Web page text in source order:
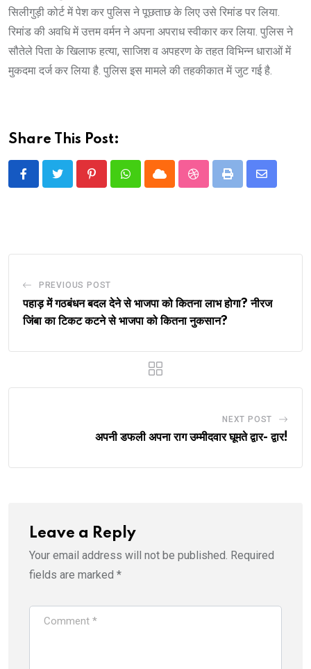
सिलीगुड़ी कोर्ट में पेश कर पुलिस ने पूछताछ के लिए उसे रिमांड पर लिया.
रिमांड की अवधि में उत्तम वर्मन ने अपना अपराध स्वीकार कर लिया. पुलिस ने
सौतेले पिता के खिलाफ हत्या, साजिश व अपहरण के तहत विभिन्न धाराओं में
मुकदमा दर्ज कर लिया है. पुलिस इस मामले की तहकीकात में जुट गई है.
Share This Post:
PinterestWhatsappCloud StumbleUpon
Print
Share
PREVIOUS POST
पहाड़ में गठबंधन बदल देने से भाजपा को कितना लाभ होगा? नीरज
जिंबा का टिकट कटने से भाजपा को कितना नुकसान?
NEXT POST
अपनी डफली अपना राग उम्मीदवार घूमते द्वार- द्वार!
Leave a Reply
Your email address will not be published. Required
fields are marked *